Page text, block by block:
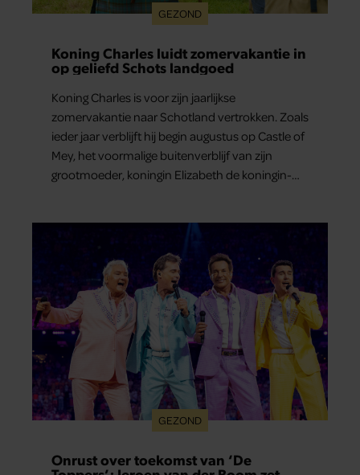
GEZOND
Koning Charles luidt zomervakantie in
op geliefd Schots landgoed
Koning Charles is voor zijn jaarlijkse
zomervakantie naar Schotland vertrokken. Zoals
ieder jaar verblijft hij begin augustus op Castle of
Mey, het voormalige buitenverblijf van zijn
grootmoeder, koningin Elizabeth de koningin-
GEZOND
Onrust over toekomst van ‘De